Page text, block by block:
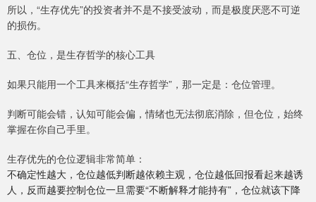
所以，“生存优先”的投资者并不是不接受波动，而是极度厌恶不可逆
的损伤。
五、仓位，是生存哲学的核心工具
如果只能用一个工具来概括“生存哲学”，那一定是：仓位管理。
判断可能会错，认知可能会偏，情绪也无法彻底消除，但仓位，始终
掌握在你自己手里。
生存优先的仓位逻辑非常简单：
不确定性越大，仓位越低判断越依赖主观，仓位越低回报看起来越诱
人，反而越要控制仓位一旦需要“不断解释才能持有”，仓位就该下降